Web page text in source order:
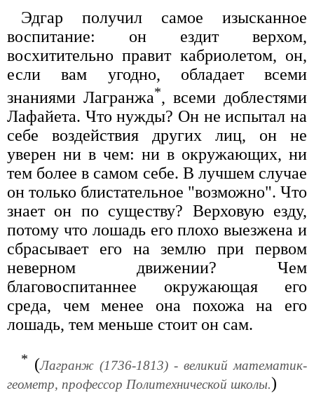
Эдгар получил самое изысканное
воспитание: он ездит верхом,
восхитительно правит кабриолетом, он,
если вам угодно, обладает всеми
знаниями Лагранжа*, всеми доблестями
Лафайета. Что нужды? Он не испытал на
себе воздействия других лиц, он не
уверен ни в чем: ни в окружающих, ни
тем более в самом себе. В лучшем случае
он только блистательное "возможно". Что
знает он по существу? Верховую езду,
потому что лошадь его плохо выезжена и
сбрасывает его на землю при первом
неверном движении? Чем
благовоспитаннее окружающая его
среда, чем менее она похожа на его
лошадь, тем меньше стоит он сам.
* (Лагранж (1736-1813) - великий математик-
геометр, профессор Политехнической школы.)